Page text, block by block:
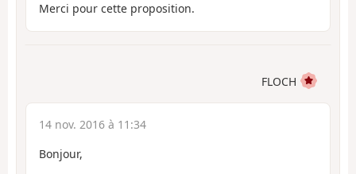
Merci pour cette proposition.
FLOCH
14 nov. 2016 à 11:34
Bonjour,